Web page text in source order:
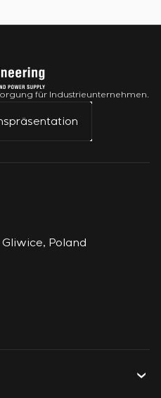
für Industrieunternehmen.
Poland